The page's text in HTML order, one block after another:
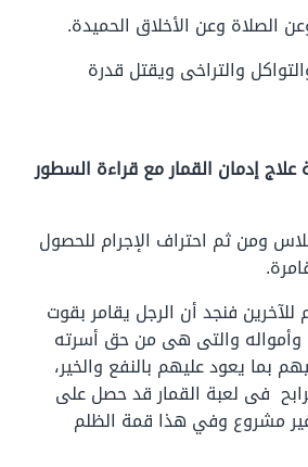
الصلاة وعن الأخلاق الحميدة.
والتراخى ويقتل قدرة
علاج إدمان القمار مع قراءة السطور
ومن ثم احتراف الإجرام للحصول
فنجد أن الرجل يقامر بقوت
وأمواله والتى هى من حق أسرته
بما يعود عليهم بالنفع والخير،
فى لعبة القمار قد حصل على
مشروع وفي هذا قمة الظلم